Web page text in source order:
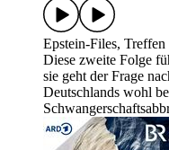
Epstein-Files,
Diese zweite Folge
sie geht der Frage
Deutschlands wohl